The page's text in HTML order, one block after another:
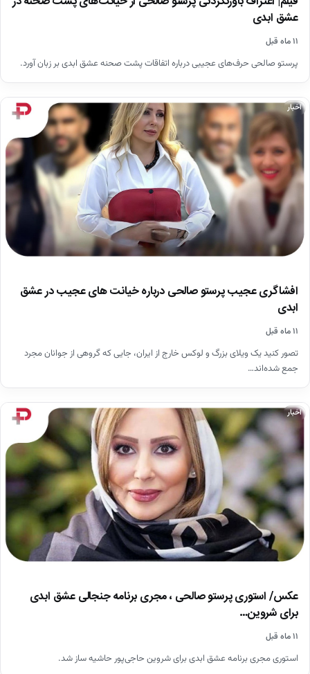
عشق ابدی
۱۱ ماه قبل
پرستو صالحی حرف‌های عجیبی درباره اتفاقات پشت صحنه عشق ابدی بر زبان آورد.
اخبار
افشاگری عجیب پرستو صالحی درباره خیانت های عجیب در عشق
ابدی
۱۱ ماه قبل
تصور کنید یک ویلای بزرگ و لوکس خارج از ایران، جایی که گروهی از جوانان مجرد
جمع شده‌اند…
اخبار
عکس/ استوری پرستو صالحی ، مجری برنامه‌ جنجالی عشق ابدی
برای شروین…
۱۱ ماه قبل
استوری مجری برنامه عشق ابدی برای شروین حاجی‌پور حاشیه ساز شد.